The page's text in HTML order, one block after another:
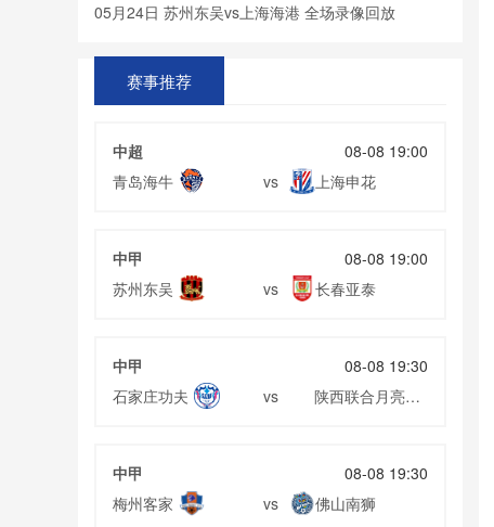
05月24日 苏州东吴vs上海海港 全场录像回放
05月23日 重庆铜梁龙vs河南 全场录像回放
05月23日 延边龙鼎vs青岛西海岸 全场录像回放
全场录像
05月22日 石家庄功夫vs北京国安 全场录像回放
05月22日 陕西联合vs武汉三镇 全场录像回放
05月21日 塞维利亚vs皇家马德里 全场录像回放
05月21日 塞尔塔vs巴列卡诺 全场录像回放
05月20日 马德里竞技vs皇家贝蒂斯 全场录像回放
赛事推荐
中超
08-08 19:00
青岛海牛
vs 上海申花
中甲
08-08 19:00
苏州东吴
vs 长春亚泰
中甲
08-08 19:30
石家庄功夫
vs
陕西联合月亮泊
中甲
08-08 19:30
梅州客家
vs 佛山南狮